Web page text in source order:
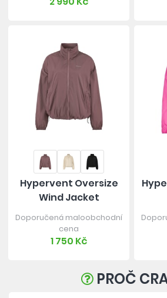
Hypervent Oversize
Wind Jacket
Doporučená maloobchodní
cena
1 750 Kč
PROČ